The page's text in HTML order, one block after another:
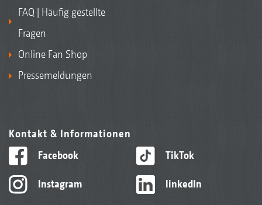
FAQ | Häufig gestellte
Fragen
Online Fan Shop
Pressemeldungen
Kontakt & Informationen
Facebook
Instagram
TikTok
linkedIn